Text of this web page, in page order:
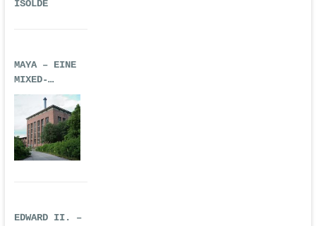
ISOLDE
MAYA – EINE
MIXED-
REALITY-
TECHNO-OPER
EDWARD II. –